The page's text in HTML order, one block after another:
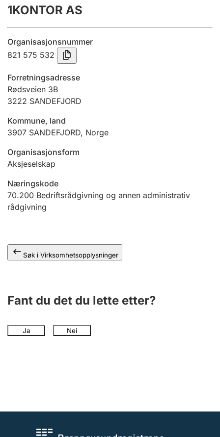
Årsregnskap
Innsending og forsinkelsesgebyr
Tinglysing
Jeger
Ektepaktveileder
Offentlig sektor
1KONTOR AS
Organisasjonsnummer
821 575 532
Forretningsadresse
Rødsveien 3B
3222 SANDEFJORD
Kommune, land
3907 SANDEFJORD, Norge
Organisasjonsform
Aksjeselskap
Næringskode
70.200 Bedriftsrådgivning og annen administrativ
rådgivning
Søk i Virksomhetsopplysninger
Fant du det du lette etter?
Ja Nei